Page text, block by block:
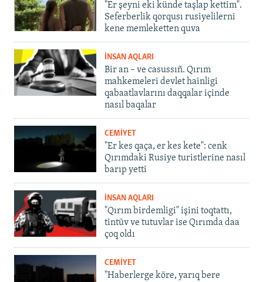
"Er şeyni eki künde taşlap kettim".
Seferberlik qorqusı rusiyelilerni
kene memleketten quva
İNSAN AQLARI
Bir an – ve casussıñ. Qırım
mahkemeleri devlet hainligi
qabaatlavlarını daqqalar içinde
nasıl baqalar
CEMİYET
"Er kes qaça, er kes kete": cenk
Qırımdaki Rusiye turistlerine nasıl
barıp yetti
İNSAN AQLARI
"Qırım birdemligi" işini toqtattı,
tintüv ve tutuvlar ise Qırımda daa
çoq oldı
CEMİYET
"Haberlerge köre, yarıq bere